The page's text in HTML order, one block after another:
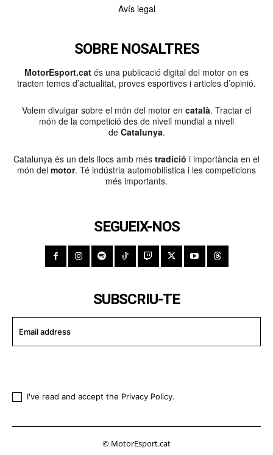
Avís legal
SOBRE NOSALTRES
MotorEsport.cat és una publicació digital del motor on es
tracten temes d’actualitat, proves esportives i articles d’opinió.
Volem divulgar sobre el món del motor en català. Tractar el
món de la competició des de nivell mundial a nivell
de Catalunya.
Catalunya és un dels llocs amb més tradició i importància en el
món del motor. Té indústria automobilística i les competicions
més importants.
SEGUEIX-NOS
SUBSCRIU-TE
I've read and accept the Privacy Policy.
© MotorEsport.cat